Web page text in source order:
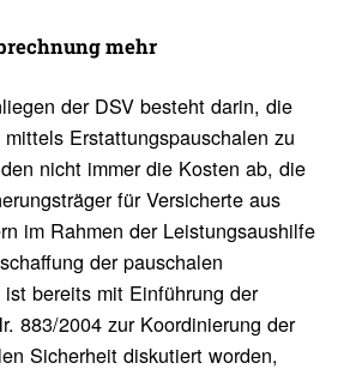
mehr
der DSV besteht darin, die
Erstattungspauschalen zu
nicht immer die Kosten ab, die
für Versicherte aus
im Rahmen der Leistungsaushilfe
der pauschalen
bereits mit Einführung der
883/2004 zur Koordinierung der
Sicherheit diskutiert worden,